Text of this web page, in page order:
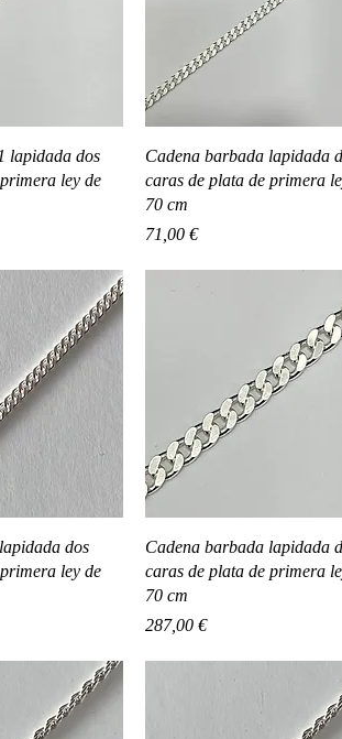
lapidada dos
ley de
Vista rápida
Cadena barbada lapidada
caras de plata de primera
70 cm
Precio
71,00 €
dos
ley de
Vista rápida
Cadena barbada lapidada
caras de plata de primera
70 cm
Precio
287,00 €